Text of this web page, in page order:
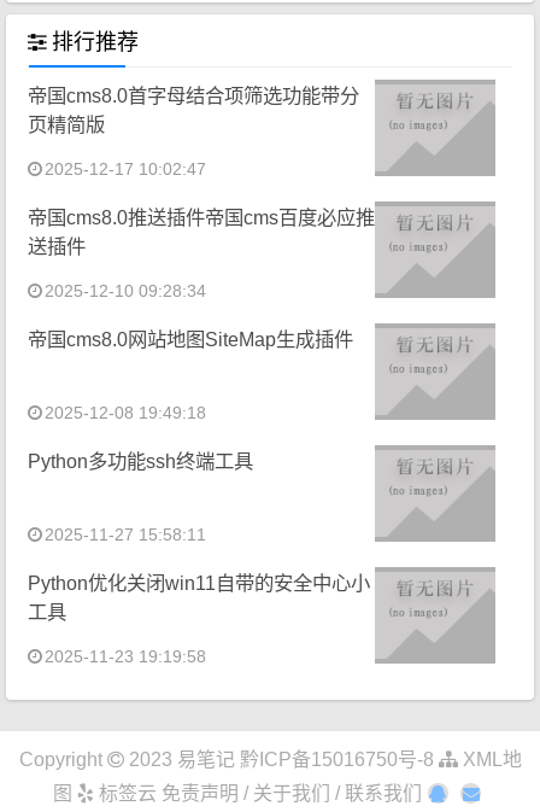
排行推荐
帝国cms8.0首字母结合项筛选功能带分
页精简版
2025-12-17 10:02:47
帝国cms8.0推送插件帝国cms百度必应推
送插件
2025-12-10 09:28:34
帝国cms8.0网站地图SiteMap生成插件
2025-12-08 19:49:18
Python多功能ssh终端工具
2025-11-27 15:58:11
Python优化关闭win11自带的安全中心小
工具
2025-11-23 19:19:58
Copyright 2023 易笔记 黔ICP备15016750号-8
XML地
图
标签云 免责声明 / 关于我们 / 联系我们